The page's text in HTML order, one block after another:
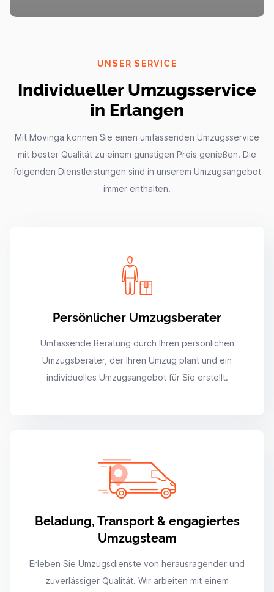
UNSER SERVICE
Individueller Umzugsservice
in Erlangen
Mit Movinga können Sie einen umfassenden Umzugsservice
mit bester Qualität zu einem günstigen Preis genießen. Die
folgenden Dienstleistungen sind in unserem Umzugsangebot
immer enthalten.
Persönlicher Umzugsberater
Umfassende Beratung durch Ihren persönlichen
Umzugsberater, der Ihren Umzug plant und ein
individuelles Umzugsangebot für Sie erstellt.
Beladung, Transport & engagiertes
Umzugsteam
Erleben Sie Umzugsdienste von herausragender und
zuverlässiger Qualität. Wir arbeiten mit einem